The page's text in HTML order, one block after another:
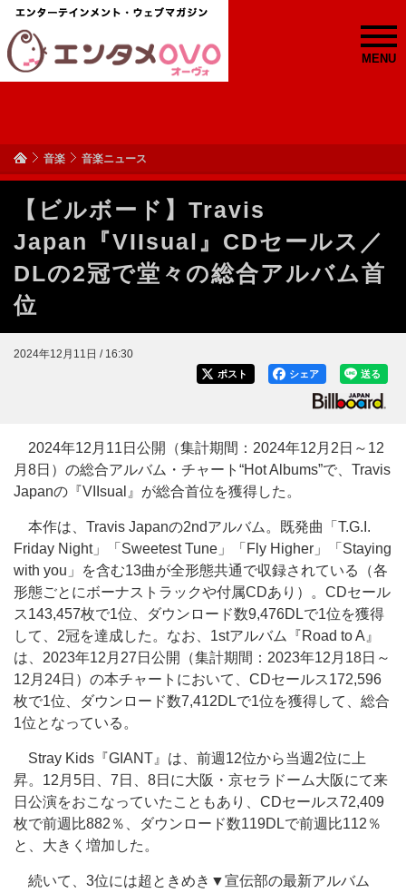
MENU
音楽 音楽ニュース
【ビルボード】Travis
Japan『VIIsual』CDセールス／
DLの2冠で堂々の総合アルバム首
位
2024年12月11日 / 16:30
送る
シェア
ポスト
2024年12月11日公開（集計期間：2024年12月2日～12
月8日）の総合アルバム・チャート“Hot Albums”で、Travis
Japanの『VIIsual』が総合首位を獲得した。
本作は、Travis Japanの2ndアルバム。既発曲「T.G.I.
Friday Night」「Sweetest Tune」「Fly Higher」「Staying
with you」を含む13曲が全形態共通で収録されている（各
形態ごとにボーナストラックや付属CDあり）。CDセール
ス143,457枚で1位、ダウンロード数9,476DLで1位を獲得
して、2冠を達成した。なお、1stアルバム『Road to A』
は、2023年12月27日公開（集計期間：2023年12月18日～
12月24日）の本チャートにおいて、CDセールス172,596
枚で1位、ダウンロード数7,412DLで1位を獲得して、総合
1位となっている。
Stray Kids『GIANT』は、前週12位から当週2位に上
昇。12月5日、7日、8日に大阪・京セラドーム大阪にて来
日公演をおこなっていたこともあり、CDセールス72,409
枚で前週比882％、ダウンロード数119DLで前週比112％
と、大きく増加した。
続いて、3位には超ときめき▼宣伝部の最新アルバム